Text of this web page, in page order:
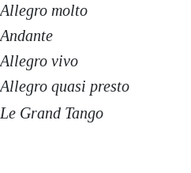
Allegro molto
Andante
Allegro vivo
Allegro quasi presto
Le Grand Tango